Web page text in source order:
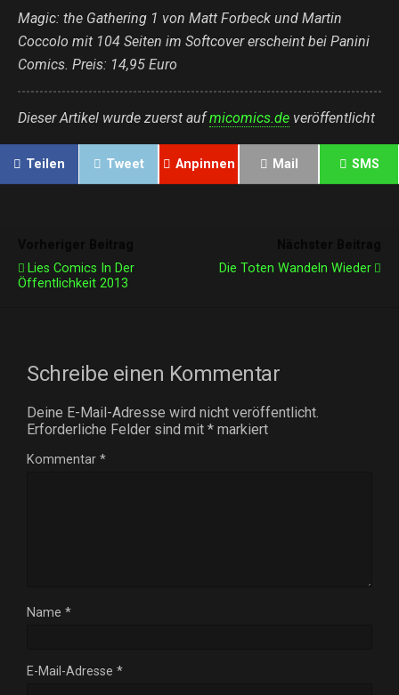
Magic: the Gathering 1 von Matt Forbeck und Martin
Coccolo mit 104 Seiten im Softcover erscheint bei Panini
Comics. Preis: 14,95 Euro
Dieser Artikel wurde zuerst aufmicomics.de veröffentlicht
Teilen Tweet Anpinnen Mail SMS
Lies Comics In Der
Öffentlichkeit 2013
Die Toten Wandeln Wieder
Schreibe einen Kommentar
Deine E-Mail-Adresse wird nicht veröffentlicht.
Erforderliche Felder sind mit * markiert
Kommentar *
Name *
E-Mail-Adresse *